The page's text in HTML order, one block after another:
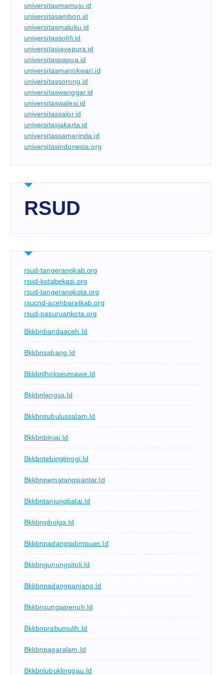
universitasmamuju.id
universitasambon.id
universitasmaluku.id
universitassofifi.id
universitasjayapura.id
universitaspapua.id
universitasmanokwari.id
universitassorong.id
universitaswanggar.id
universitaswalesi.id
universitassalor.id
universitasjakarta.id
universitassamarinda.id
universitasindonesia.org
RSUD
rsud-tangerangkab.org
rsud-kotabekasi.org
rsud-tangerangkota.org
rsucnd-acehbaratkab.org
rsud-pasuruankota.org
Bkkbnbandaaceh.id
Bkkbnsabang.id
Bkkbnlhokseumawe.id
Bkkbnlangsa.id
Bkkbnsubulussalam.id
Bkkbnbinjai.id
Bkkbntebingtinggi.id
Bkkbnpematangsiantar.id
Bkkbntanjungbalai.id
Bkkbnsibolga.id
Bkkbnpadangsidimpuan.id
Bkkbngunungsitoli.id
Bkkbnpadangpanjang.id
Bkkbnsungaipenuh.id
Bkkbnprabumulih.id
Bkkbnpagaralam.id
Bkkbnlubuklinggau.id